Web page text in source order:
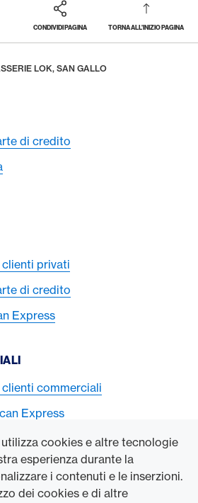
cookies e altre tecnologie
esperienza durante la
i contenuti e le inserzioni.
dei cookies e di altre
CONDIVIDI PAGINA TORNA ALL'INIZIO PAGINA
LOK, SAN GALLO
di credito
privati
di credito
Express
commerciali
Express